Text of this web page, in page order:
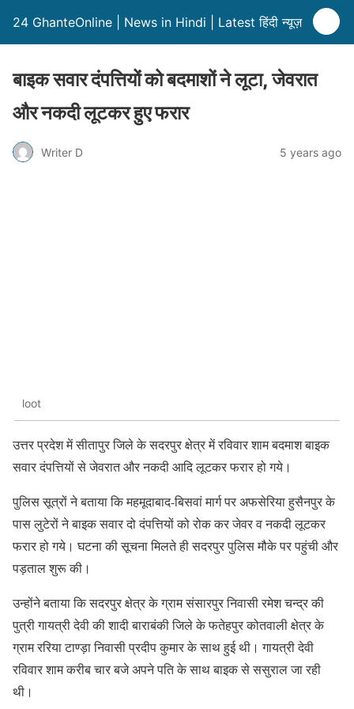
24 GhanteOnline | News in Hindi | Latest हिंदी न्यूज़
बाइक सवार दंपत्तियों को बदमाशों ने लूटा, जेवरात
और नकदी लूटकर हुए फरार
Writer D 5 years ago
loot
उत्तर प्रदेश में सीतापुर जिले के सदरपुर क्षेत्र में रविवार शाम बदमाश बाइक
सवार दंपत्तियों से जेवरात और नकदी आदि लूटकर फरार हो गये।
पुलिस सूत्रों ने बताया कि महमूदाबाद-बिसवां मार्ग पर अफसेरिया हुसैनपुर के
पास लुटेरों ने बाइक सवार दो दंपत्तियों को रोक कर जेवर व नकदी लूटकर
फरार हो गये। घटना की सूचना मिलते ही सदरपुर पुलिस मौके पर पहुंची और
पड़ताल शुरू की।
उन्होंने बताया कि सदरपुर क्षेत्र के ग्राम संसारपुर निवासी रमेश चन्द्र की
पुत्री गायत्री देवी की शादी बाराबंकी जिले के फतेहपुर कोतवाली क्षेत्र के
ग्राम ररिया टाण्ड़ा निवासी प्रदीप कुमार के साथ हुई थी। गायत्री देवी
रविवार शाम करीब चार बजे अपने पति के साथ बाइक से ससुराल जा रही
थी।